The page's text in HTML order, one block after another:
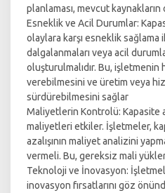
planlaması, mevcut
Esneklik ve Acil Durumlar:
olaylara karşı esneklik sağlama
dalgalanmaları veya acil
oluşturulmalıdır. Bu, işletmenin
verebilmesini ve üretim veya
sürdürebilmesini sağlar
Maliyetlerin Kontrolü: Kapasite
maliyetleri etkiler. İşletmeler,
azalışının maliyet analizini
vermeli. Bu, gereksiz mali yükleri
Teknoloji ve İnovasyon:
inovasyon fırsatlarını göz